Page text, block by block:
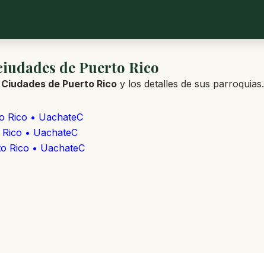
de Puerto Rico
de Puerto Rico y los detalles de sus parroquias.
Rico • UachateC
• UachateC
Rico • UachateC